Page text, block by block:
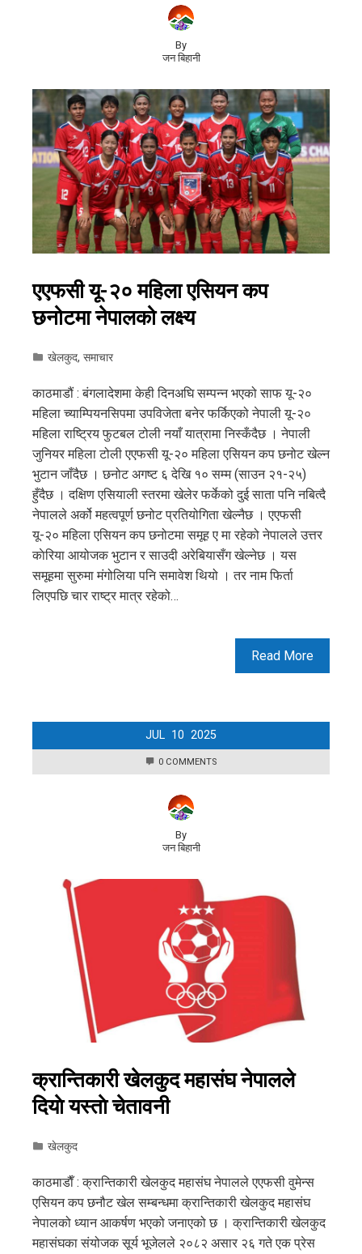
By
जन बिहानी
एएफसी यू-२० महिला एसियन कप
छनोटमा नेपालको लक्ष्य
खेलकुद, समाचार
काठमाडौं : बंगलादेशमा केही दिनअघि सम्पन्न भएको साफ यू-२०
महिला च्याम्पियनसिपमा उपविजेता बनेर फर्किएको नेपाली यू-२०
महिला राष्ट्रिय फुटबल टोली नयाँ यात्रामा निस्कँदैछ । नेपाली
जुनियर महिला टोली एएफसी यू-२० महिला एसियन कप छनोट खेल्न
भुटान जाँदैछ । छनोट अगष्ट ६ देखि १० सम्म (साउन २१-२५)
हुँदैछ । दक्षिण एसियाली स्तरमा खेलेर फर्केको दुई साता पनि नबित्दै
नेपालले अर्को महत्वपूर्ण छनोट प्रतियोगिता खेल्नैछ । एएफसी
यू-२० महिला एसियन कप छनोटमा समूह ए मा रहेको नेपालले उत्तर
काेरिया आयोजक भुटान र साउदी अरेबियासँग खेल्नेछ । यस
समूहमा सुरुमा मंगोलिया पनि समावेश थियो । तर नाम फिर्ता
लिएपछि चार राष्ट्र मात्र रहेको…
Read More
JUL 10 2025
0 COMMENTS
By
जन बिहानी
क्रान्तिकारी खेलकुद महासंघ नेपालले
दियाे यस्ताे चेतावनी
खेलकुद
काठमाडाैँ : क्रान्तिकारी खेलकुद महासंघ नेपालले एएफसी वुमेन्स
एसियन कप छनौट खेल सम्बन्धमा क्रान्तिकारी खेलकुद महासंघ
नेपालको ध्यान आकर्षण भएको जनाएको छ । क्रान्तिकारी खेलकुद
महासंघका संयोजक सूर्य भूजेलले २०८२ असार २६ गते एक प्रेस